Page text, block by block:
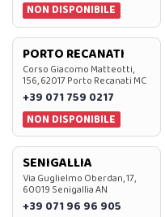
NON DISPONIBILE
PORTO RECANATI
Corso Giacomo Matteotti,
156, 62017 Porto Recanati MC
+39 071 759 0217
NON DISPONIBILE
SENIGALLIA
Via Guglielmo Oberdan, 17,
60019 Senigallia AN
+39 071 96 96 905